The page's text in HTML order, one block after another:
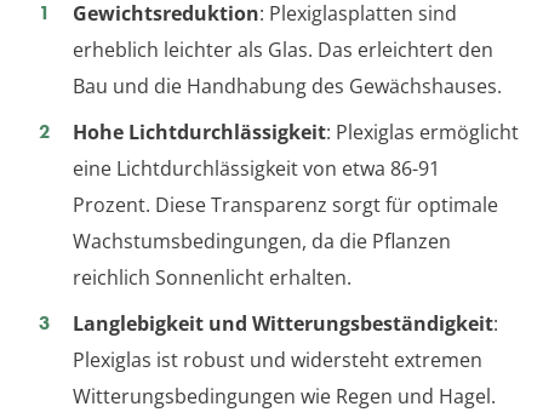
Gewichtsreduktion: Plexiglasplatten sind
erheblich leichter als Glas. Das erleichtert den
Bau und die Handhabung des Gewächshauses.
Hohe Lichtdurchlässigkeit: Plexiglas ermöglicht
eine Lichtdurchlässigkeit von etwa 86-91
Prozent. Diese Transparenz sorgt für optimale
Wachstumsbedingungen, da die Pflanzen
reichlich Sonnenlicht erhalten.
Langlebigkeit und Witterungsbeständigkeit:
Plexiglas ist robust und widersteht extremen
Witterungsbedingungen wie Regen und Hagel.